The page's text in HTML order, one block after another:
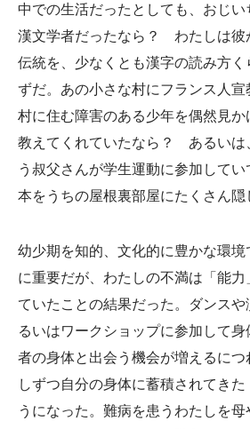
中での生活だったとしても、おじ
漢文学者だったなら？ わたしは彼
伝統を、少なくとも漢字の読み方
ずだ。あの小さな村にフランス人宣
村に住む障害のある少年を偶然見か
教えてくれていたなら？ あるいは
う叔父さんが学生運動に参加して
本をうちの屋根裏部屋にたくさん隠
幼少期を知的、文化的に豊かな環
に重要だが、わたしの不満は「能
ていたことの結果だった。ダンス
るいはワークショップに参加して
者の身体と出会う機会が増えるに
しずつ自分の身体に蓄積されてき
うになった。難病を患うわたしを